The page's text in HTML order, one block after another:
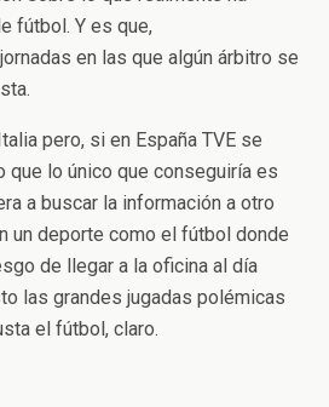
fútbol. Y es que,
en las que algún árbitro se
pero, si en España TVE se
que lo único que conseguiría es
a buscar la información a otro
un deporte como el fútbol donde
de llegar a la oficina al día
las grandes jugadas polémicas
el fútbol, claro.